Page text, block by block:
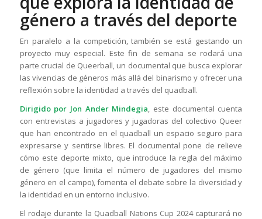
género a través del deporte
En paralelo a la competición, también se está gestando un
proyecto muy especial. Este fin de semana se rodará una
parte crucial de Queerball, un documental que busca explorar
las vivencias de géneros más allá del binarismo y ofrecer una
reflexión sobre la identidad a través del quadball.
Dirigido por Jon Ander Mindegia, este documental cuenta
con entrevistas a jugadores y jugadoras del colectivo Queer
que han encontrado en el quadball un espacio seguro para
expresarse y sentirse libres. El documental pone de relieve
cómo este deporte mixto, que introduce la regla del máximo
de género (que limita el número de jugadores del mismo
género en el campo), fomenta el debate sobre la diversidad y
la identidad en un entorno inclusivo.
El rodaje durante la Quadball Nations Cup 2024 capturará no